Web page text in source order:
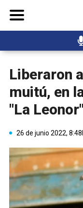
Liberaron
muitú, en
"La Leonor"
26 de junio 2022,